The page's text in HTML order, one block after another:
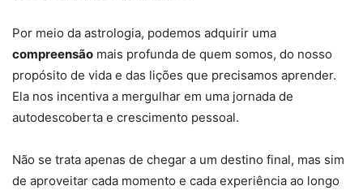
Por meio da astrologia, podemos adquirir uma
compreensão mais profunda de quem somos, do nosso
propósito de vida e das lições que precisamos aprender.
Ela nos incentiva a mergulhar em uma jornada de
autodescoberta e crescimento pessoal.
Não se trata apenas de chegar a um destino final, mas sim
de aproveitar cada momento e cada experiência ao longo